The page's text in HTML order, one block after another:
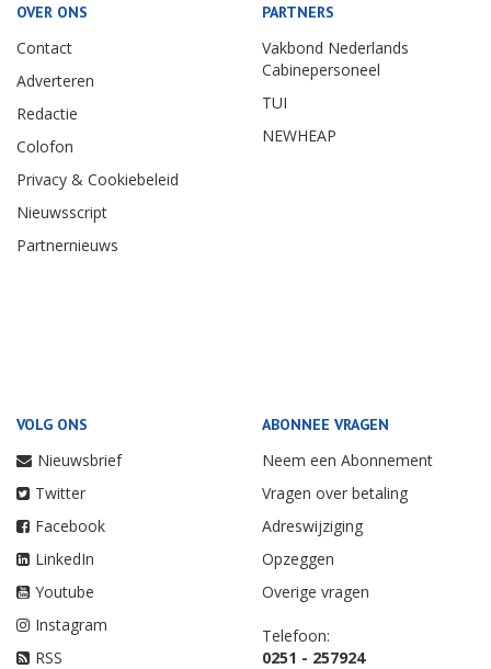
OVER ONS
Contact
Adverteren
Redactie
Colofon
Privacy & Cookiebeleid
Nieuwsscript
Partnernieuws
PARTNERS
Vakbond Nederlands
Cabinepersoneel
TUI
NEWHEAP
VOLG ONS
Nieuwsbrief
Twitter
Facebook
LinkedIn
Youtube
Instagram
RSS
ABONNEE VRAGEN
Neem een Abonnement
Vragen over betaling
Adreswijziging
Opzeggen
Overige vragen
Telefoon:
0251 - 257924